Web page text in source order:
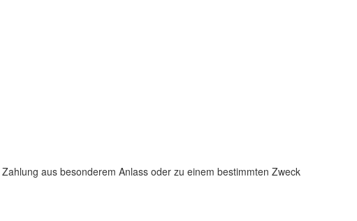
aus besonderem Anlass oder zu einem bestimmten Zweck